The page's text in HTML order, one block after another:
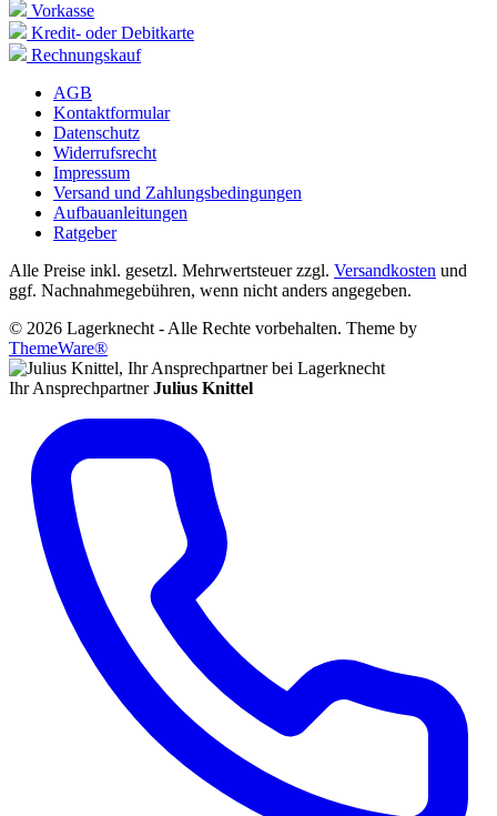
Vorkasse
Kredit- oder Debitkarte
Rechnungskauf
AGB
Kontaktformular
Datenschutz
Widerrufsrecht
Impressum
Versand und Zahlungsbedingungen
Aufbauanleitungen
Ratgeber
Alle Preise inkl. gesetzl. Mehrwertsteuer zzgl. Versandkosten und
ggf. Nachnahmegebühren, wenn nicht anders angegeben.
© 2026 Lagerknecht - Alle Rechte vorbehalten. Theme by
ThemeWare®
Ihr Ansprechpartner Julius Knittel